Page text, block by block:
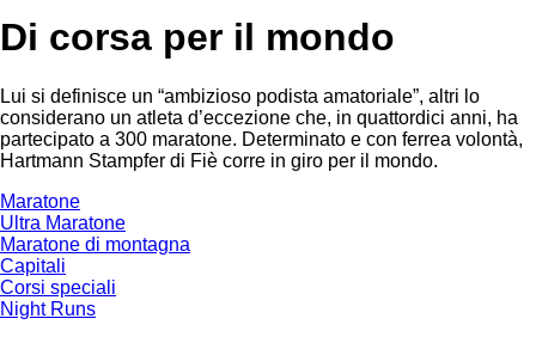
Di corsa per il mondo
Lui si definisce un “ambizioso podista amatoriale”, altri lo
considerano un atleta d’eccezione che, in quattordici anni, ha
partecipato a 300 maratone. Determinato e con ferrea volontà,
Hartmann Stampfer di Fiè corre in giro per il mondo.
Maratone
Ultra Maratone
Maratone di montagna
Capitali
Corsi speciali
Night Runs